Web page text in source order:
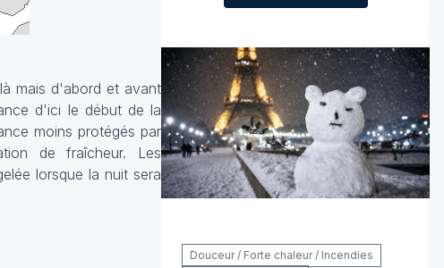
mais d'abord et avant
d'ici le début de la
moins protégés par
de fraîcheur. Les
lorsque la nuit sera
Douceur / Forte chaleur / Incendies